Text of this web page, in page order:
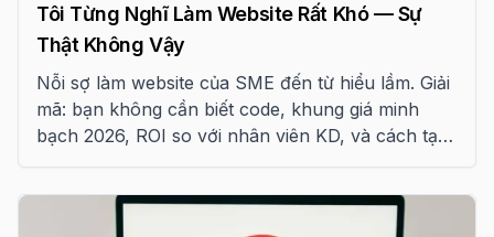
Tôi Từng Nghĩ Làm Website Rất Khó — Sự
Thật Không Vậy
Nỗi sợ làm website của SME đến từ hiểu lầm. Giải
mã: bạn không cần biết code, khung giá minh
bạch 2026, ROI so với nhân viên KD, và cách tạo